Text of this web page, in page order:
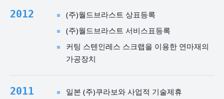
2012
(주)월드브라스트 상표등록
(주)월드브라스트 서비스표등록
커팅 스텐인레스 스크랩을 이용한 연마재의
가공장치
2011
일본 (주)쿠라보와 사업적 기술제휴